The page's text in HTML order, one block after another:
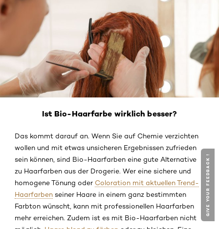
Ist Bio-Haarfarbe wirklich besser?
Das kommt darauf an. Wenn Sie auf Chemie verzichten
wollen und mit etwas unsicheren Ergebnissen zufrieden
sein können, sind Bio-Haarfarben eine gute Alternative
zu Haarfarben aus der Drogerie. Wer eine sichere und
homogene Tönung oder Coloration mit aktuellen Trend-
Haarfarben seiner Haare in einem ganz bestimmten
Farbton wünscht, kann mit professionellen Haarfarben
mehr erreichen. Zudem ist es mit Bio-Haarfarben nicht
GIVE YOUR FEEDBACK !